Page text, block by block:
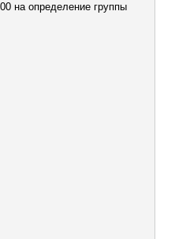
на определение группы